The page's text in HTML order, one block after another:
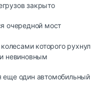
закрыто
очередной мост
которого рухнул
невиновным
один автомобильный